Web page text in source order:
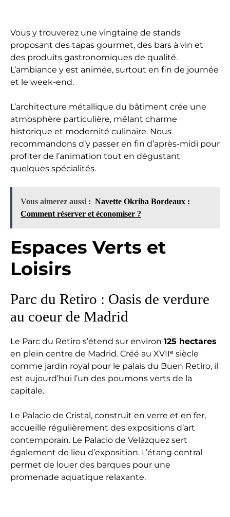
Vous y trouverez une vingtaine de stands
proposant des tapas gourmet, des bars à vin et
des produits gastronomiques de qualité.
L’ambiance y est animée, surtout en fin de journée
et le week-end.
L’architecture métallique du bâtiment crée une
atmosphère particulière, mêlant charme
historique et modernité culinaire. Nous
recommandons d’y passer en fin d’après-midi pour
profiter de l’animation tout en dégustant
quelques spécialités.
Vous aimerez aussi : Navette Okriba Bordeaux :
Comment réserver et économiser ?
Espaces Verts et
Loisirs
Parc du Retiro : Oasis de verdure
au coeur de Madrid
Le Parc du Retiro s’étend sur environ 125 hectares
en plein centre de Madrid. Créé au XVIIᵉ siècle
comme jardin royal pour le palais du Buen Retiro, il
est aujourd’hui l’un des poumons verts de la
capitale.
Le Palacio de Cristal, construit en verre et en fer,
accueille régulièrement des expositions d’art
contemporain. Le Palacio de Velázquez sert
également de lieu d’exposition. L’étang central
permet de louer des barques pour une
promenade aquatique relaxante.